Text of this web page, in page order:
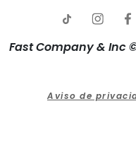
Fast Company & Inc
Aviso de